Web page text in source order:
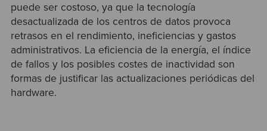
puede ser costoso, ya que la tecnología
desactualizada de los centros de datos provoca
retrasos en el rendimiento, ineficiencias y gastos
administrativos. La eficiencia de la energía, el índice
de fallos y los posibles costes de inactividad son
formas de justificar las actualizaciones periódicas del
hardware.